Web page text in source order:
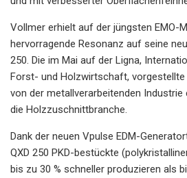
Vollmer erhielt auf der jüngsten EMO-
hervorragende Resonanz auf seine
250. Die im Mai auf der Ligna,
Forst- und Holzwirtschaft,
von der metallverarbeitenden
die Holzzuschnittbranche.
Dank der neuen Vpulse EDM-
QXD 250 PKD-bestückte
bis zu 30 % schneller produzieren als